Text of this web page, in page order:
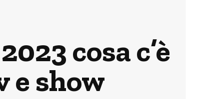
cosa c’è
e show